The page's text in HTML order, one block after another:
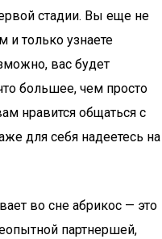
стадии. Вы еще не
только узнаете
вас будет
большее, чем просто
нравится общаться с
для себя надеетесь на
во сне абрикос — это
партнершей,